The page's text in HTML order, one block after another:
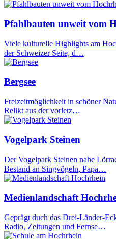
Pfahlbauten unweit vom
Viele kulturelle Highlights am
der Schweizer Seite, d…
Bergsee
Freizeitmöglichkeit in schöner
Relikt aus der vorletz…
Vogelpark Steinen
Der Vogelpark Steinen nahe
Bestand an Singvögeln, Papa…
Medienlandschaft
Geprägt duch das Drei-Länder-
Radio, Zeitungen und Fernse…